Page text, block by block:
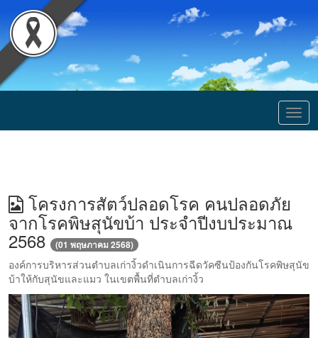
โครงการสัตว์ปลอดโรค คนปลอดภัย
จากโรคพิษสุนัขบ้า ประจำปีงบประมาณ
2568 (01 พฤษภาคม 2568)
องค์การบริหารส่วนตำบลเก่างิ้วดำเนินการฉีดวัคซีนป้องกันโรคพิษสุนัข
บ้าให้กับสุนัขและแมว ในเขตพื้นที่ตำบลเก่างิ้ว